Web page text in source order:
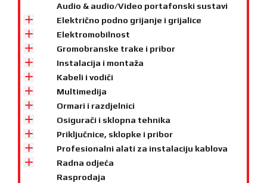
Audio & audio/Video portafonski sustavi
Električno podno grijanje i grijalice
Elektromobilnost
Gromobranske trake i pribor
Instalacija i montaža
Kabeli i vodiči
Multimedija
Ormari i razdjelnici
Osigurači i sklopna tehnika
Priključnice, sklopke i pribor
Profesionalni alati za instalaciju kablova
Radna odjeća
Rasprodaja